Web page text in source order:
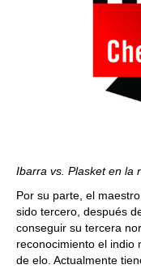
Ibarra vs. Plasket en la
Por su parte, el
sido tercero, después
conseguir su tercera
reconocimiento el indio
de elo. Actualmente